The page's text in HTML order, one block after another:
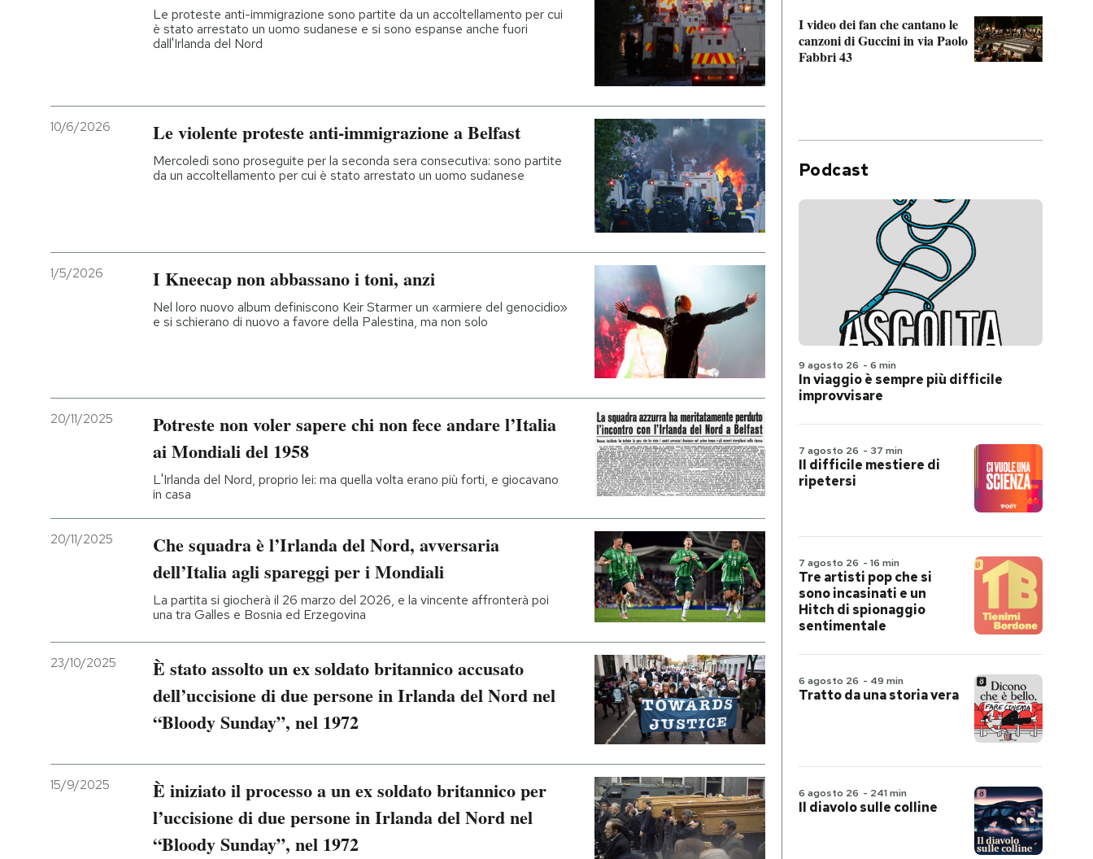
Le proteste anti-immigrazione sono partite da un accoltellamento per cui
è stato arrestato un uomo sudanese e si sono espanse anche fuori
dall'Irlanda del Nord
10/6/2026 Le violente proteste anti-immigrazione a Belfast
Mercoledì sono proseguite per la seconda sera consecutiva: sono partite
da un accoltellamento per cui è stato arrestato un uomo sudanese
1/5/2026 I Kneecap non abbassano i toni, anzi
Nel loro nuovo album definiscono Keir Starmer un «armiere del genocidio»
e si schierano di nuovo a favore della Palestina, ma non solo
20/11/2025
Potreste non voler sapere chi non fece andare l’Italia
ai Mondiali del 1958
L'Irlanda del Nord, proprio lei: ma quella volta erano più forti, e giocavano
in casa
20/11/2025
Che squadra è l’Irlanda del Nord, avversaria
dell’Italia agli spareggi per i Mondiali
La partita si giocherà il 26 marzo del 2026, e la vincente affronterà poi
una tra Galles e Bosnia ed Erzegovina
23/10/2025
È stato assolto un ex soldato britannico accusato
dell’uccisione di due persone in Irlanda del Nord nel
“Bloody Sunday”, nel 1972
15/9/2025
È iniziato il processo a un ex soldato britannico per
l’uccisione di due persone in Irlanda del Nord nel
“Bloody Sunday”, nel 1972
I video dei fan che cantano le
canzoni di Guccini in via Paolo
Fabbri 43
Podcast
9 agosto 26 - 6 min
In viaggio è sempre più difficile
improvvisare
7 agosto 26 - 37 min
Il difficile mestiere di
ripetersi
7 agosto 26 - 16 min
Tre artisti pop che si
sono incasinati e un
Hitch di spionaggio
sentimentale
6 agosto 26 - 49 min
Tratto da una storia vera
6 agosto 26 - 241 min
Il diavolo sulle colline